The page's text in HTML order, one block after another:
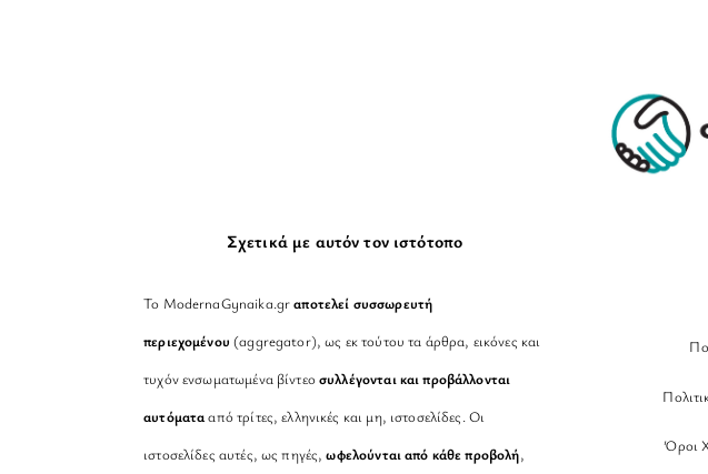
Σχετικά με αυτόν τον ιστότοπο
Το ModernaGynaika.grαποτελεί συσσωρευτή
περιεχομένου (aggregator), ως εκ τούτου τα άρθρα, εικόνες και
τυχόν ενσωματωμένα βίντεοσυλλέγονται και προβάλλονται
αυτόματααπό τρίτες, ελληνικές και μη, ιστοσελίδες. Οι
ιστοσελίδες αυτές, ως πηγές,ωφελούνται από κάθε προβολή,
Όροι